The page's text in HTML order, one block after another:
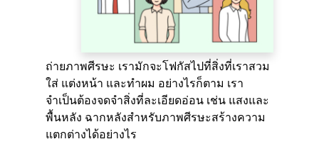
ถ่ายภาพศีรษะ เรามักจะโฟกัสไปที่สิ่งที่เราสวม
ใส่ แต่งหน้า และทำผม อย่างไรก็ตาม เรา
จำเป็นต้องจดจำสิ่งที่ละเอียดอ่อน เช่น แสงและ
พื้นหลัง ฉากหลังสำหรับภาพศีรษะสร้างความ
แตกต่างได้อย่างไร